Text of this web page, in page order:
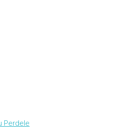
Perdele